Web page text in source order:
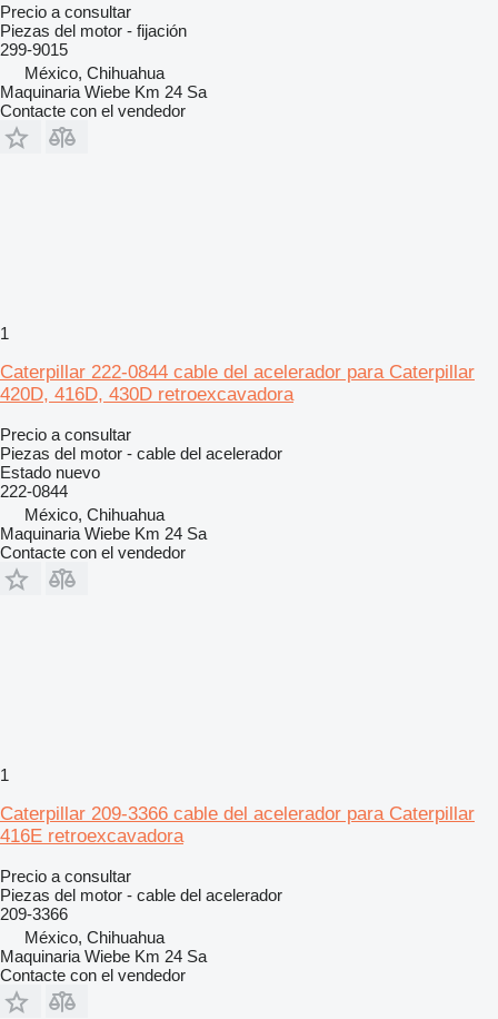
Precio a consultar
Piezas del motor - fijación
299-9015
México, Chihuahua
Maquinaria Wiebe Km 24 Sa
Contacte con el vendedor
1
Caterpillar 222-0844 cable del acelerador para Caterpillar
420D, 416D, 430D retroexcavadora
Precio a consultar
Piezas del motor - cable del acelerador
Estado nuevo
222-0844
México, Chihuahua
Maquinaria Wiebe Km 24 Sa
Contacte con el vendedor
1
Caterpillar 209-3366 cable del acelerador para Caterpillar
416E retroexcavadora
Precio a consultar
Piezas del motor - cable del acelerador
209-3366
México, Chihuahua
Maquinaria Wiebe Km 24 Sa
Contacte con el vendedor